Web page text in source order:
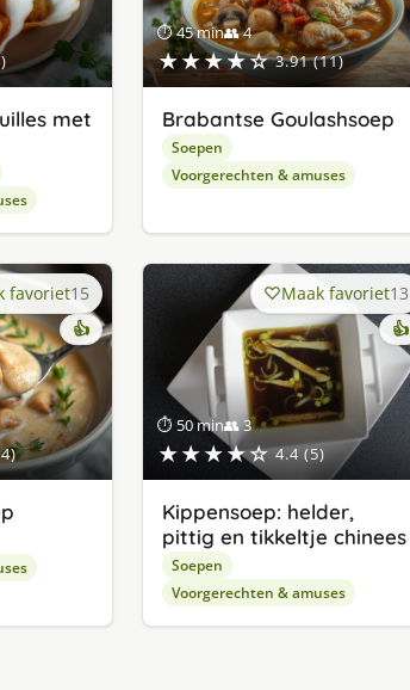
met
⏱ 45 min👥 4
★★★★☆ 3.91 (11)
Brabantse Goulashsoep
Soepen
Voorgerechten & amuses
favoriet15
👍
⏱ 50 min👥 3
★★★★☆ 4.4 (5)
Maak favoriet13
👍
Kippensoep: helder,
pittig en tikkeltje chinees
Soepen
Voorgerechten & amuses